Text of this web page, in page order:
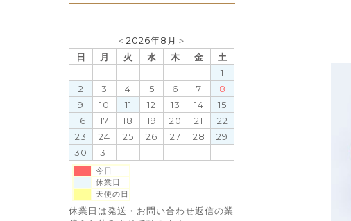
＜ 2026年8月 ＞
日
月 火 水 木 金
土
1
2
3 4 5 6 7
8
9
10 11 12 13 14
15
16
17 18 19 20 21
22
23
24 25 26 27 28
29
30
31
今日
休業日
天使の日
休業日は発送・お問い合わせ返信の業